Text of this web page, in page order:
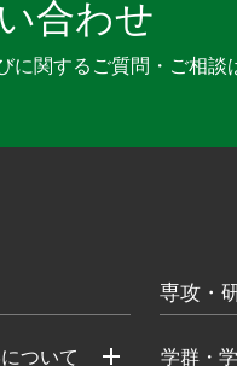
合わせ
に関するご質問・ご相談
ついて
専攻・
学群・